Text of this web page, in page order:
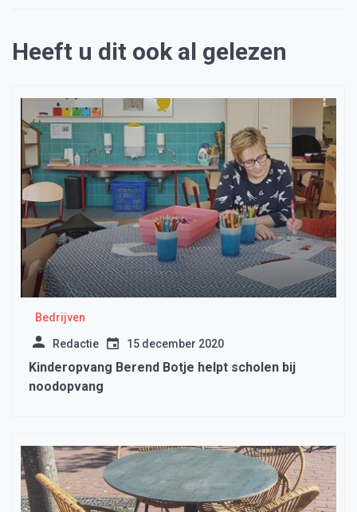
Heeft u dit ook al gelezen
Bedrijven
Redactie 15 december 2020
Kinderopvang Berend Botje helpt scholen bij
noodopvang